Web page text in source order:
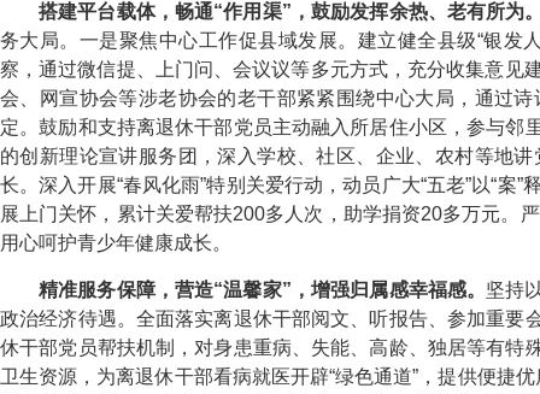
搭建平台载体，畅通“作用渠”，鼓励发挥余热、老有所为
务大局。 一是聚焦中心工作促县域发展。 建立健全县级“银发
察，通过微信提、上门问、会议议等多元方式，充分收集意见
会、网宣协会等涉老协会的老干部紧紧围绕中心大局，通过
定。鼓励和支持离退休干部党员主动融入所居住小区，参与邻
的创新理论宣讲服务团，深入学校、社区、企业、农村等地
长。深入开展“春风化雨”特别关爱行动，动员广大“五老”以“
展上门关怀，累计关爱帮扶200多人次，助学捐资20多万元。
用心呵护青少年健康成长。
精准服务保障，营造“温馨家”，增强归属感幸福感。 坚持
政治经济待遇。 全面落实离退休干部阅文、听报告、参加重要
休干部党员帮扶机制，对身患重病、失能、高龄、独居等有特
卫生资源，为离退休干部看病就医开辟“绿色通道”，提供便捷